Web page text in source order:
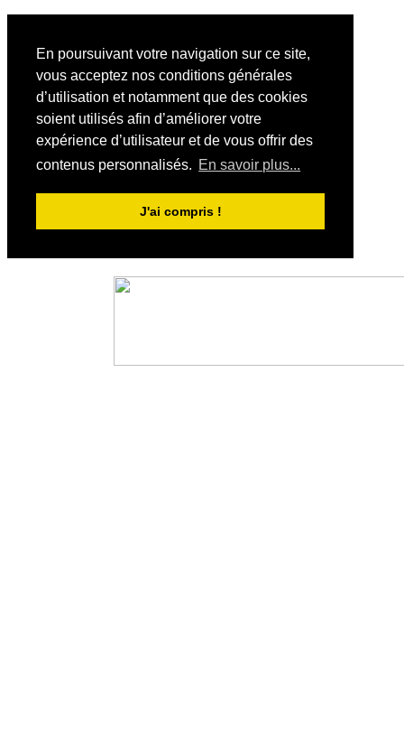
En poursuivant votre navigation sur ce site,
vous acceptez nos conditions générales
d’utilisation et notamment que des cookies
soient utilisés afin d’améliorer votre
expérience d’utilisateur et de vous offrir des
contenus personnalisés. En savoir plus...
J'ai compris !